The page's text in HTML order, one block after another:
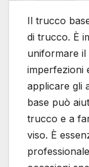
Il trucco
di trucco. È
uniformare
imperfezioni
applicare gli
base può
trucco e a
viso. È